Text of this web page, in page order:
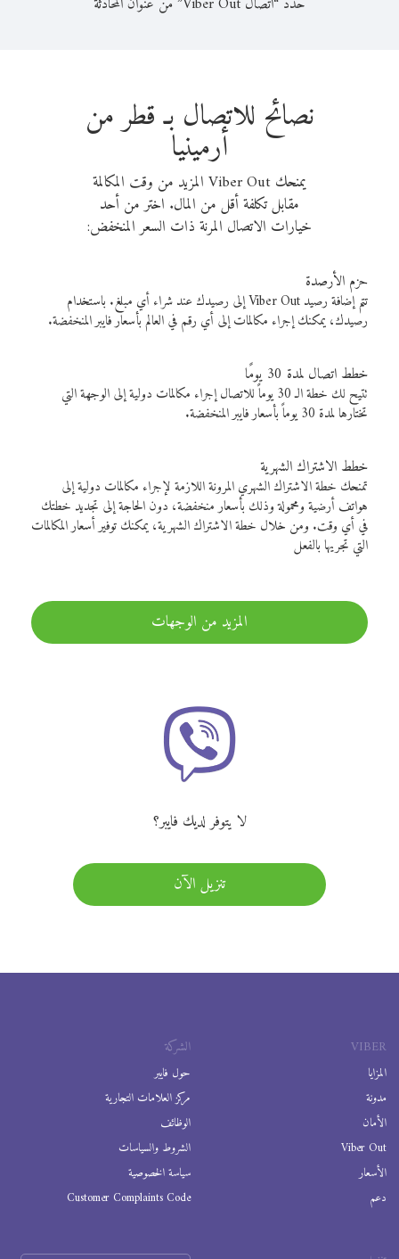
نصائح للاتصال بـ قطر من
أرمينيا
يمنحك Viber Out المزيد من وقت المكالمة
مقابل تكلفة أقل من المال. اختر من أحد
خيارات الاتصال المرنة ذات السعر المنخفض:
حزم الأرصدة
تتم إضافة رصيد Viber Out إلى رصيدك عند شراء أي مبلغ. باستخدام
رصيدك، يمكنك إجراء مكالمات إلى أي رقم في العالم بأسعار فايبر المنخفضة.
خطط اتصال لمدة 30 يومًا
تتيح لك خطة الـ 30 يوماً للاتصال إجراء مكالمات دولية إلى الوجهة التي
تختارها لمدة 30 يوماً بأسعار فايبر المنخفضة.
خطط الاشتراك الشهرية
تمنحك خطة الاشتراك الشهري المرونة اللازمة لإجراء مكالمات دولية إلى
هواتف أرضية ومحمولة وذلك بأسعار منخفضة، دون الحاجة إلى تجديد خطتك
في أي وقت. ومن خلال خطة الاشتراك الشهرية، يمكنك توفير أسعار المكالمات
التي تجريها بالفعل
المزيد من الوجهات
لا يتوفر لديك فايبر؟
تنزيل الآن
VIBER
المزايا
مدونة
الأمان
Viber Out
الأسعار
دعم
الشركة
حول فايبر
مركز العلامات التجارية
الوظائف
الشروط والسياسات
سياسة الخصوصية
Customer Complaints Code